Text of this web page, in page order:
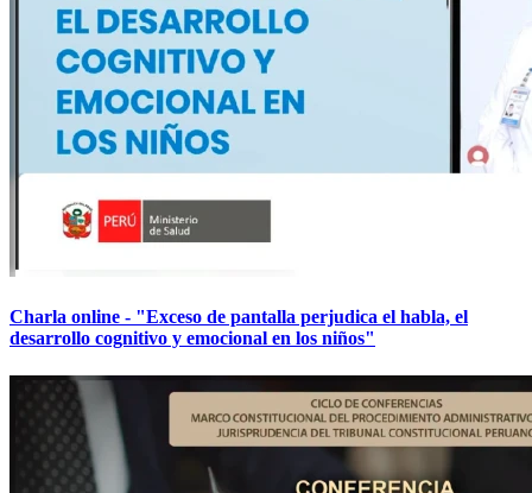
Charla online - "Exceso de pantalla perjudica el habla, el
desarrollo cognitivo y emocional en los niños"